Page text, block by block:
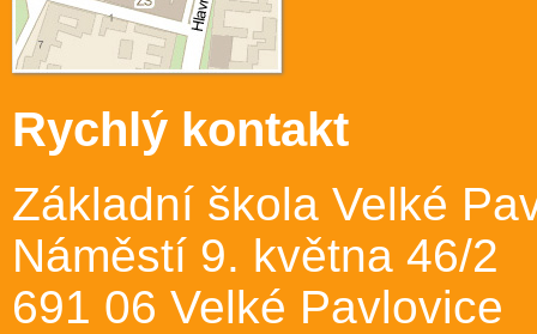
Rychlý kontakt
Základní škola Velké
Náměstí 9. května 46/2
691 06 Velké Pavlovice